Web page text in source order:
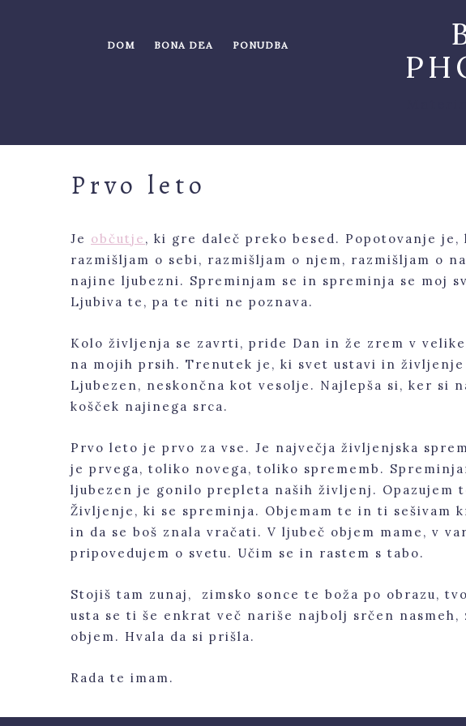
DOM BONA DEA PONUDBA
Prvo leto
Je občutje , ki gre daleč preko besed. Popotovanje
razmišljam o sebi, razmišljam o njem, razmišljam o
najine ljubezni. Spreminjam se in spreminja se moj
Ljubiva te, pa te niti ne poznava.
Kolo življenja se zavrti, pride Dan in že zrem v
na mojih prsih. Trenutek je, ki svet ustavi in
Ljubezen, neskončna kot vesolje. Najlepša si, ker si
košček najinega srca.
Prvo leto je prvo za vse. Je največja življenjska
je prvega, toliko novega, toliko sprememb.
ljubezen je gonilo prepleta naših življenj. Opazujem
Življenje, ki se spreminja. Objemam te in ti sešivam
in da se boš znala vračati. V ljubeč objem mame, v
pripovedujem o svetu. Učim se in rastem s tabo.
Stojiš tam zunaj, zimsko sonce te boža po obrazu,
usta se ti še enkrat več nariše najbolj srčen nasmeh,
objem. Hvala da si prišla.
Rada te imam.